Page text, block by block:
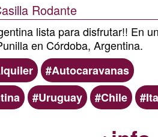
Rodante
lista para disfrutar!! En
en Córdoba, Argentina.
Autocaravanas
Uruguay Chile